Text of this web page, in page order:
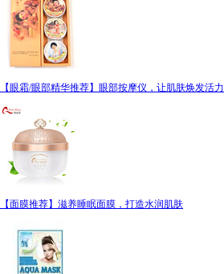
【眼霜/眼部精华推荐】眼部按摩仪，让肌肤焕发活力
【面膜推荐】滋养睡眠面膜，打造水润肌肤